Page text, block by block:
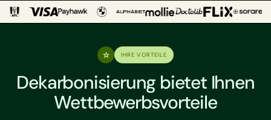
IHRE VORTEILE
Dekarbonisierung bietet Ihnen
Wettbewerbsvorteile